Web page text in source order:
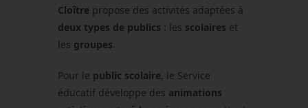
Cloître propose des activités adaptées à
deux types de publics : les scolaires et
les groupes.
Pour le public scolaire, le Service
éducatif développe des animations